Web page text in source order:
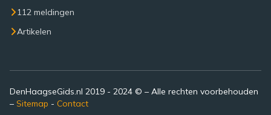
112 meldingen
Artikelen
DenHaagseGids.nl 2019 - 2024 © – Alle rechten voorbehouden
– Sitemap - Contact